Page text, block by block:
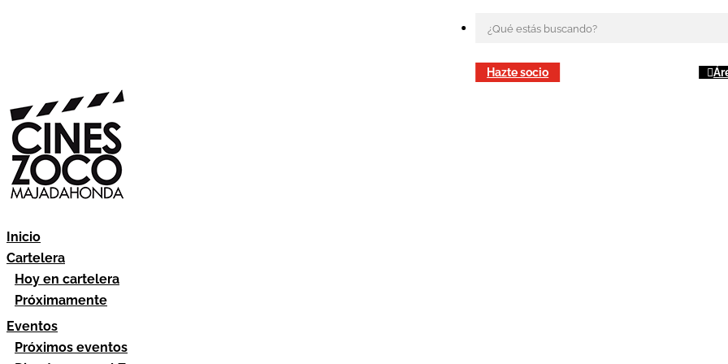
Hazte socio
Inicio
Cartelera
Hoy en cartelera
Próximamente
Eventos
Próximos eventos